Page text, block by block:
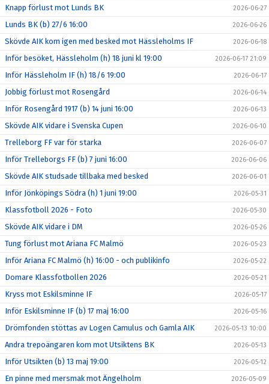
Knapp förlust mot Lunds BK 2026-06-27
Lunds BK (b) 27/6 16:00 2026-06-26
Skövde AIK kom igen med besked mot Hässleholms IF 2026-06-18
Inför besöket, Hässleholm (h) 18 juni kl 19:00 2026-06-17 21:09
Inför Hässleholm IF (h) 18/6 19:00 2026-06-17
Jobbig förlust mot Rosengård 2026-06-14
Inför Rosengård 1917 (b) 14 juni 16:00 2026-06-13
Skövde AIK vidare i Svenska Cupen 2026-06-10
Trelleborg FF var för starka 2026-06-07
Inför Trelleborgs FF (b) 7 juni 16:00 2026-06-06
Skövde AIK studsade tillbaka med besked 2026-06-01
Inför Jönköpings Södra (h) 1 juni 19:00 2026-05-31
Klassfotboll 2026 - Foto 2026-05-30
Skövde AIK vidare i DM 2026-05-26
Tung förlust mot Ariana FC Malmö 2026-05-23
Inför Ariana FC Malmö (h) 16:00 - och publikinfo 2026-05-22
Domare Klassfotbollen 2026 2026-05-21
Kryss mot Eskilsminne IF 2026-05-17
Inför Eskilsminne IF (b) 17 maj 16:00 2026-05-16
Drömfonden stöttas av Logen Camulus och Gamla AIK 2026-05-13 10:00
Andra trepoängaren kom mot Utsiktens BK 2026-05-13
Inför Utsikten (b) 13 maj 19:00 2026-05-12
En pinne med mersmak mot Ängelholm 2026-05-09